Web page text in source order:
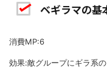
ベギラマの基
消費MP:6
効果:敵グループにギラ系